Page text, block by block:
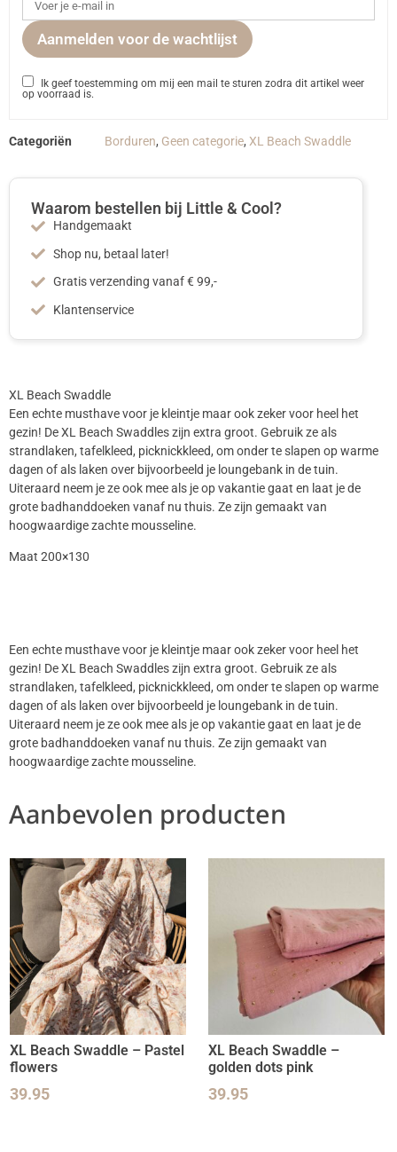
Aanmelden voor de wachtlijst
Ik geef toestemming om mij een mail te sturen zodra dit artikel weer
op voorraad is.
Categoriën Borduren, Geen categorie, XL Beach Swaddle
Waarom bestellen bij Little & Cool?
Handgemaakt
Shop nu, betaal later!
Gratis verzending vanaf € 99,-
Klantenservice
XL Beach Swaddle
Een echte musthave voor je kleintje maar ook zeker voor heel het
gezin! De XL Beach Swaddles zijn extra groot. Gebruik ze als
strandlaken, tafelkleed, picknickkleed, om onder te slapen op warme
dagen of als laken over bijvoorbeeld je loungebank in de tuin.
Uiteraard neem je ze ook mee als je op vakantie gaat en laat je de
grote badhanddoeken vanaf nu thuis. Ze zijn gemaakt van
hoogwaardige zachte mousseline.
Maat 200×130
Een echte musthave voor je kleintje maar ook zeker voor heel het
gezin! De XL Beach Swaddles zijn extra groot. Gebruik ze als
strandlaken, tafelkleed, picknickkleed, om onder te slapen op warme
dagen of als laken over bijvoorbeeld je loungebank in de tuin.
Uiteraard neem je ze ook mee als je op vakantie gaat en laat je de
grote badhanddoeken vanaf nu thuis. Ze zijn gemaakt van
hoogwaardige zachte mousseline.
Aanbevolen producten
XL Beach Swaddle – Pastel
flowers
39.95
XL Beach Swaddle –
golden dots pink
39.95